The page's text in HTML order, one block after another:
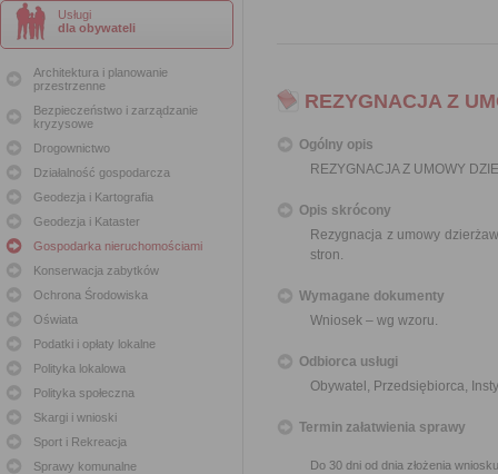
Usługi
dla obywateli
Architektura i planowanie
przestrzenne
Bezpieczeństwo i zarządzanie
kryzysowe
Drogownictwo
Działalność gospodarcza
Geodezja i Kartografia
Geodezja i Kataster
Gospodarka nieruchomościami
Konserwacja zabytków
Ochrona Środowiska
Oświata
Podatki i opłaty lokalne
Polityka lokalowa
Polityka społeczna
Skargi i wnioski
Sport i Rekreacja
Sprawy komunalne
REZYGNACJA Z
Ogólny opis
REZYGNACJA Z UMOWY
Opis skrócony
Rezygnacja z umowy
stron.
Wymagane dokumenty
Wniosek – wg wzoru.
Odbiorca usługi
Obywatel, Przedsiębiorca,
Termin załatwienia sprawy
Do 30 dni od dnia złożenia